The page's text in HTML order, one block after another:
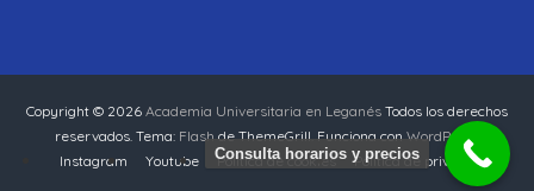
Copyright © 2026 Academia Universitaria en Leganés Todos los derechos
reservados. Tema: Flashde ThemeGrill. Funciona conWordPress
Instagram
Youtube Política de cookies Política de privacidad
Consulta horarios y precios